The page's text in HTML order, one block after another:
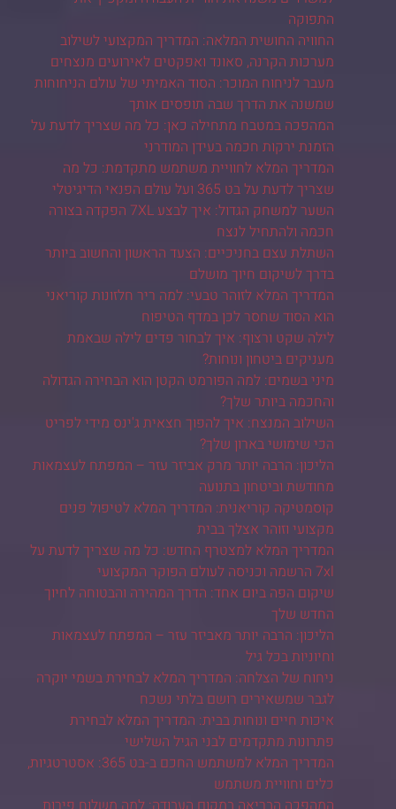
התפוקה
החוויה החושית המלאה: המדריך המקצועי לשילוב
מערכות הקרנה, סאונד ואפקטים לאירועים מנצחים
מעבר לניחוח המוכר: הסוד האמיתי של עולם הניחוחות
שמשנה את הדרך שבה תופסים אותך
המהפכה במטבח מתחילה כאן: כל מה שצריך לדעת על
הזמנת ירקות חכמה בעידן המודרני
המדריך המלא לחוויית משתמש מתקדמת: כל מה
שצריך לדעת על בט 365 ועל עולם הפנאי הדיגיטלי
השער למשחק הגדול: איך לבצע 7XL הפקדה בצורה
חכמה ולהתחיל לנצח
השתלת עצם בחניכיים: הצעד הראשון והחשוב ביותר
בדרך לשיקום חיוך מושלם
המדריך המלא לזוהר טבעי: למה ריר חלזונות קוריאני
הוא הסוד שחסר לכן במדף הטיפוח
לילה שקט ורצוף: איך לבחור פדים לילה שבאמת
מעניקים ביטחון ונוחות?
מיני בשמים: למה הפורמט הקטן הוא הבחירה הגדולה
והחכמה ביותר שלך?
השילוב המנצח: איך להפוך חצאית ג'ינס מידי לפריט
הכי שימושי בארון שלך?
הליכון: הרבה יותר מרק אביזר עזר – המפתח לעצמאות
מחודשת וביטחון בתנועה
קוסמטיקה קוריאנית: המדריך המלא לטיפול פנים
מקצועי וזוהר אצלך בבית
המדריך המלא למצטרף החדש: כל מה שצריך לדעת על
7xl הרשמה וכניסה לעולם הפוקר המקצועי
שיקום הפה ביום אחד: הדרך המהירה והבטוחה לחיוך
החדש שלך
הליכון: הרבה יותר מאביזר עזר – המפתח לעצמאות
וחיוניות בכל גיל
ניחוח של הצלחה: המדריך המלא לבחירת בשמי יוקרה
לגבר שמשאירים רושם בלתי נשכח
איכות חיים ונוחות בבית: המדריך המלא לבחירת
פתרונות מתקדמים לבני הגיל השלישי
המדריך המלא למשתמש החכם ב-בט 365: אסטרטגיות,
כלים וחוויית משתמש